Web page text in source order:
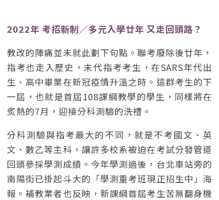
2022年 考招新制／多元入學廿年 又走回頭路？
教改的陣痛並未就此劃下句點。聯考廢除後廿年，
指考也走入歷史，末代指考考生，在SARS年代出
生、高中畢業在新冠疫情升溫之時。這群考生的下
一屆，也就是首屆108課綱教學的學生，同樣將在
炙熱的7月，迎接分科測驗的洗禮。
分科測驗與指考最大的不同，就是不考國文、英
文、數乙等主科，讓許多校系被迫在考試分發管道
回頭參採學測成績。今年學測過後，台北車站旁的
南陽街已掛起斗大的「學測重考班現正招生中」海
報。補教業者也反映，新課綱首屆考生苦無翻身機